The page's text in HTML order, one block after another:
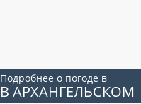
Подробнее о погоде в
В АРХАНГЕЛЬСКОМ